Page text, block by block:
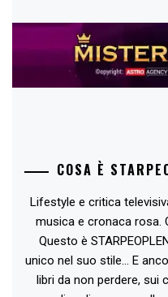
COSA È
Lifestyle e critica
musica e cronaca rosa.
Questo è
unico nel suo stile... E
libri da non perdere, sui